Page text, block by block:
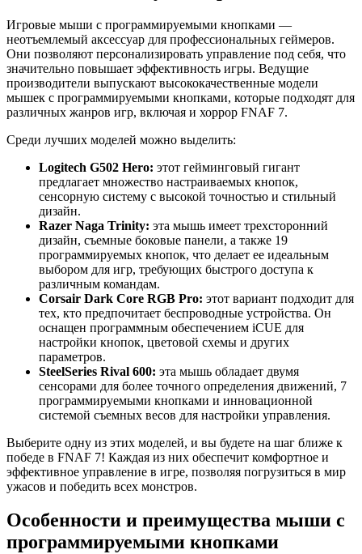
Игровые мыши с программируемыми кнопками —
неотъемлемый аксессуар для профессиональных геймеров.
Они позволяют персонализировать управление под себя, что
значительно повышает эффективность игры. Ведущие
производители выпускают высококачественные модели
мышек с программируемыми кнопками, которые подходят для
различных жанров игр, включая и хоррор FNAF 7.
Среди лучших моделей можно выделить:
Logitech G502 Hero: этот гейминговый гигант
предлагает множество настраиваемых кнопок,
сенсорную систему с высокой точностью и стильный
дизайн.
Razer Naga Trinity: эта мышь имеет трехсторонний
дизайн, съемные боковые панели, а также 19
программируемых кнопок, что делает ее идеальным
выбором для игр, требующих быстрого доступа к
различным командам.
Corsair Dark Core RGB Pro: этот вариант подходит для
тех, кто предпочитает беспроводные устройства. Он
оснащен программным обеспечением iCUE для
настройки кнопок, цветовой схемы и других
параметров.
SteelSeries Rival 600: эта мышь обладает двумя
сенсорами для более точного определения движений, 7
программируемыми кнопками и инновационной
системой съемных весов для настройки управления.
Выберите одну из этих моделей, и вы будете на шаг ближе к
победе в FNAF 7! Каждая из них обеспечит комфортное и
эффективное управление в игре, позволяя погрузиться в мир
ужасов и победить всех монстров.
Особенности и преимущества мыши с
программируемыми кнопками